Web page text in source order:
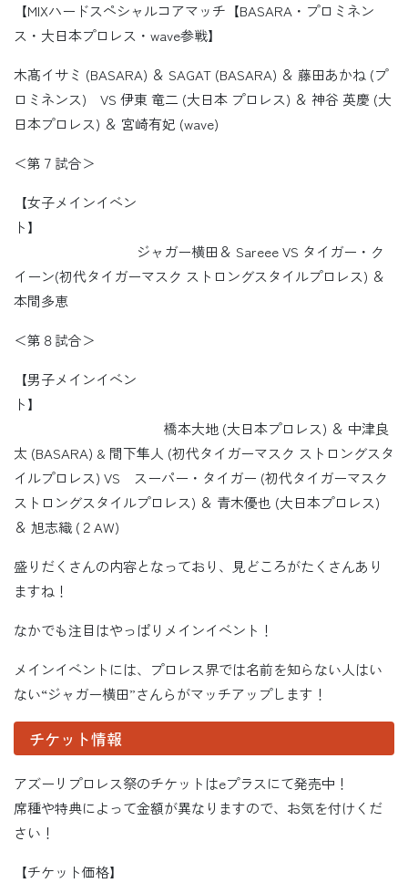
【MIXハードスペシャルコアマッチ【BASARA・プロミネン
ス・大日本プロレス・wave参戦】
木髙イサミ (BASARA) ＆ SAGAT (BASARA) ＆ 藤田あかね (プ
ロミネンス) VS 伊東 竜二 (大日本 プロレス) ＆ 神谷 英慶 (大
日本プロレス) ＆ 宮崎有妃 (wave)
＜第７試合＞
【女子メインイベン
ト】
ジャガー横田＆ Sareee VS タイガー・ク
イーン(初代タイガーマスク ストロングスタイルプロレス) ＆
本間多恵
＜第８試合＞
【男子メインイベン
ト】
橋本大地 (大日本プロレス) ＆ 中津良
太 (BASARA) & 間下隼人 (初代タイガーマスク ストロングスタ
イルプロレス) VS スーパー・タイガー (初代タイガーマスク
ストロングスタイルプロレス) ＆ 青木優也 (大日本プロレス)
＆ 旭志織 (２AW)
盛りだくさんの内容となっており、見どころがたくさんあり
ますね！
なかでも注目はやっぱりメインイベント！
メインイベントには、プロレス界では名前を知らない人はい
ない“ジャガー横田”さんらがマッチアップします！
チケット情報
アズーリプロレス祭のチケットはeプラスにて発売中！
席種や特典によって金額が異なりますので、お気を付けくだ
さい！
【チケット価格】